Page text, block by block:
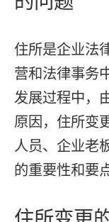
住所是企业法
营和法律事务
发展过程中，
原因，住所变
人员、企业老
的重要性和要